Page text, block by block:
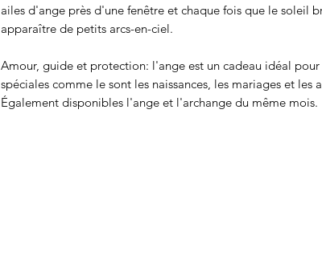
ailes d'ange près d'une fenêtre et chaque fois que le soleil
apparaître de petits arcs-en-ciel.
Amour, guide et protection: l'ange est un cadeau idéal pour
spéciales comme le sont les naissances, les mariages et les
Également disponibles l'ange et l'archange du même mois.